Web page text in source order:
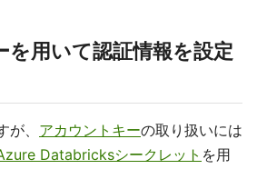
を用いて認証情報を設定
、 アカウントキーの取り扱いには
Databricksシークレット を用